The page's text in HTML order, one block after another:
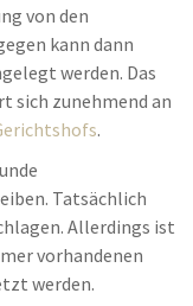
von den
kann dann
werden. Das
sich zunehmend an
.
Tatsächlich
Allerdings ist
vorhandenen
werden.